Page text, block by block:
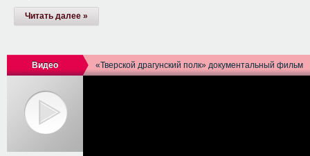
Читать далее »
Видео «Тверской драгунский полк» документальный фильм